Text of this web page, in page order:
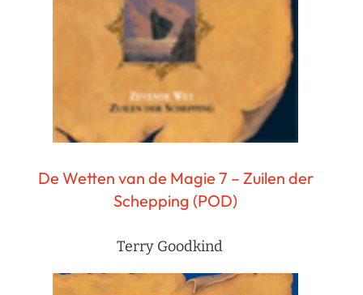
De Wetten van de Magie 7 – Zuilen der
Schepping (POD)
Terry Goodkind